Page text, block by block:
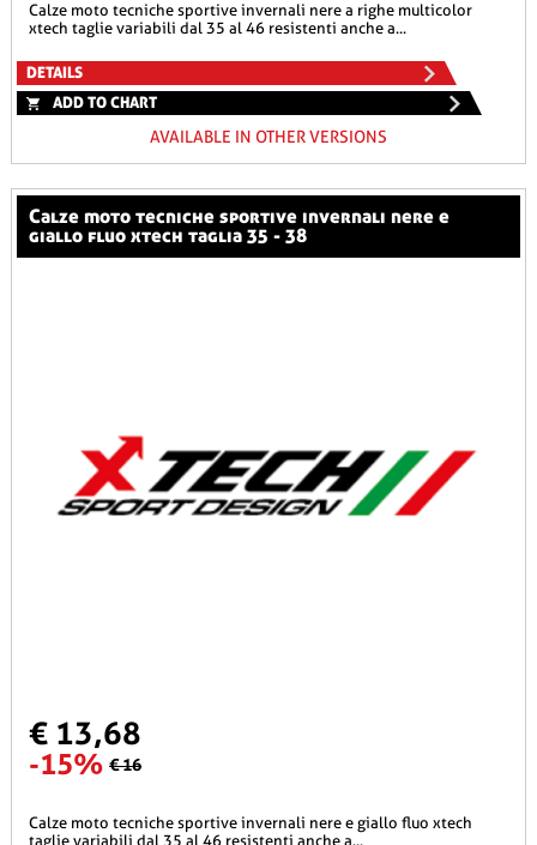
calze moto tecniche sportive invernali nere a righe multicolor
xtech taglie variabili dal 35 al 46 resistenti anche a...
DETAILS
ADD TO CHART
AVAILABLE IN OTHER VERSIONS
calze moto tecniche sportive invernali nere e
giallo fluo xtech taglia 35 - 38
€ 13,68
-15% € 16
calze moto tecniche sportive invernali nere e giallo fluo xtech
taglie variabili dal 35 al 46 resistenti anche a...